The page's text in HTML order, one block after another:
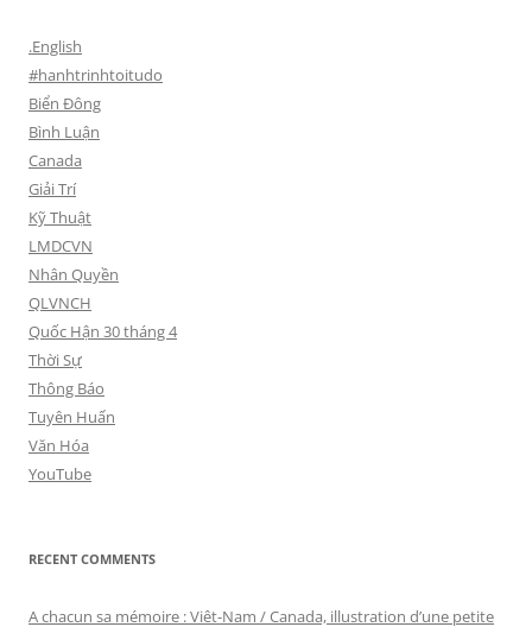
.English
#hanhtrinhtoitudo
Biển Đông
Bình Luận
Canada
Giải Trí
Kỹ Thuật
LMDCVN
Nhân Quyền
QLVNCH
Quốc Hận 30 tháng 4
Thời Sự
Thông Báo
Tuyên Huấn
Văn Hóa
YouTube
RECENT COMMENTS
A chacun sa mémoire : Viêt-Nam / Canada, illustration d’une petite